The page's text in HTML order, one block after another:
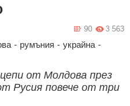
3 563
90
- румъния - украйна -
от Молдова през
Русия повече от три